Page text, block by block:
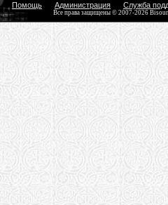
Помощь Администрация Служба
Все права защищены © 2007-2026